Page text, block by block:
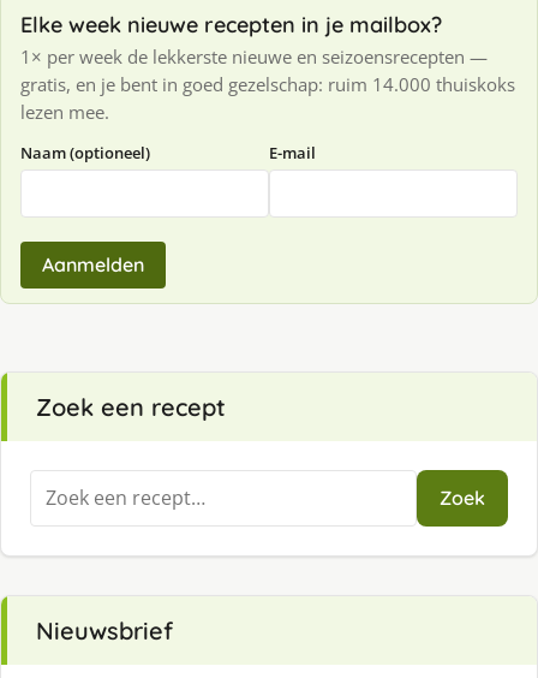
Elke week nieuwe recepten in je mailbox?
1× per week de lekkerste nieuwe en seizoensrecepten —
gratis, en je bent in goed gezelschap: ruim 14.000 thuiskoks
lezen mee.
Naam (optioneel) E-mail
Aanmelden
Zoek een recept
Zoeken
naar:
Zoek
Nieuwsbrief